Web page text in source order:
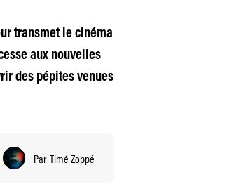
transmet le cinéma
aux nouvelles
des pépites venues
Par Timé Zoppé